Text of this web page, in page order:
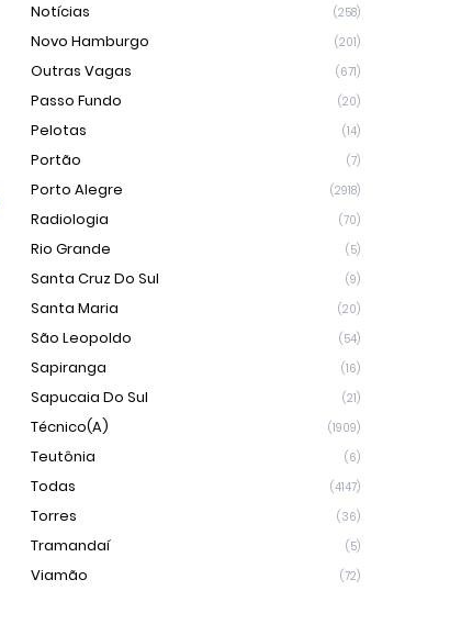
Notícias (258)
Novo Hamburgo (201)
Outras Vagas (671)
Passo Fundo (20)
Pelotas (14)
Portão (7)
Porto Alegre (2918)
Radiologia (70)
Rio Grande (5)
Santa Cruz Do Sul (9)
Santa Maria (20)
São Leopoldo (54)
Sapiranga (16)
Sapucaia Do Sul (21)
Técnico(a) (1909)
Teutônia (6)
Todas (4147)
Torres (36)
Tramandaí (5)
Viamão (72)